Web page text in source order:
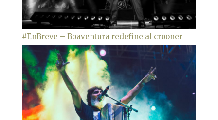
#EnBreve – Boaventura redefine al crooner